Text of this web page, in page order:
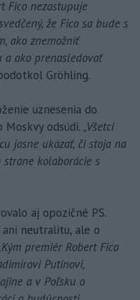
Fico nezastupuje
že Fico sa bude s
ako znemožniť
a ako prenasledovať
Gröhling.
uznesenia do
odsúdi. „Všetci
jasne ukázať, či stoja na
kolaborácie s
aj opozičné PS.
neutralitu, ale o
premiér Robert Fico
Putinovi,
a v Poľsku o